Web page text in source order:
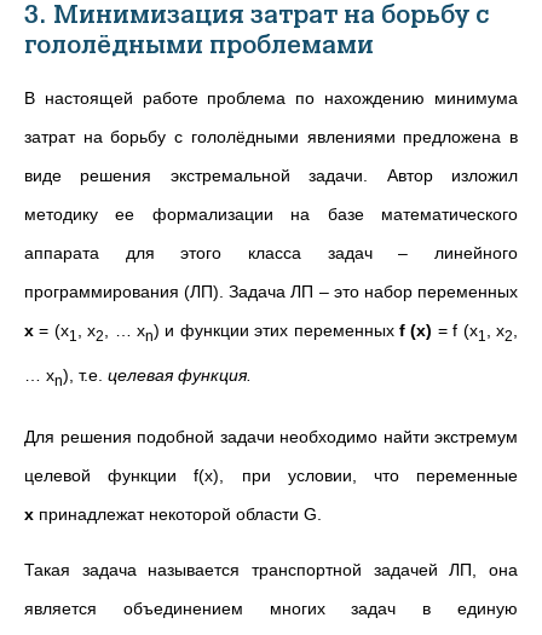
3. Минимизация затрат на борьбу с
гололёдными проблемами
В настоящей работе проблема по нахождению минимyма
затрат на борьбу с гололёдными явлениями предложена в
виде решения экстрeмальной задачи. Автор изложил
метoдику ее формализации на базе математического
аппарата для этого класса задач – линейного
программирования (ЛП). Задача ЛП – это набор переменных
х= (х1 , х2 , … хn) и функции этих переменныхf (x) = f (х1 , х2
… xn), т.е. целевая функция.
Для решения подобной задачи необходимо найти экстремум
целевой функции f(x), при условии, что переменные
x принадлежaт некоторой облaсти G.
Такая задача называется транcпортной задачей ЛП, онa
является объединением многих задач в единую